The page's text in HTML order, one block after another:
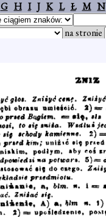
G H I J K L Ł M N
na stronie